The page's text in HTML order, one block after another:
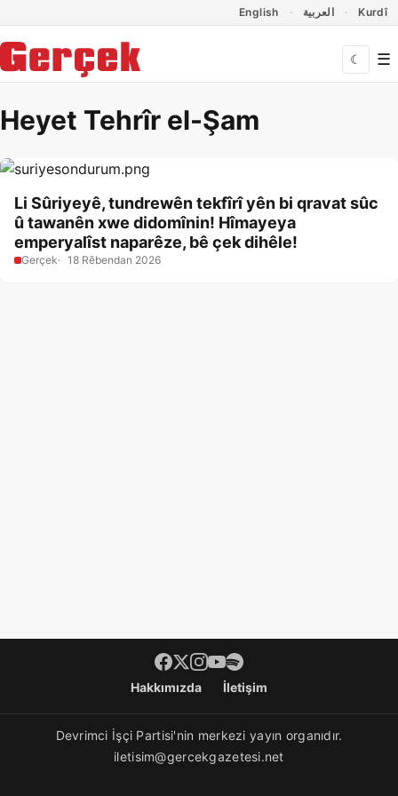
English العربية Kurdî
☾ ☰
Heyet Tehrîr el-Şam
Li Sûriyeyê, tundrewên tekfîrî yên bi qravat sûc
û tawanên xwe didomînin! Hîmayeya
emperyalîst naparêze, bê çek dihêle!
Gerçek 18 Rêbendan 2026
Footer menüHakkımızda İletişim
Devrimci İşçi Partisi'nin merkezi yayın organıdır.
iletisim@gercekgazetesi.net